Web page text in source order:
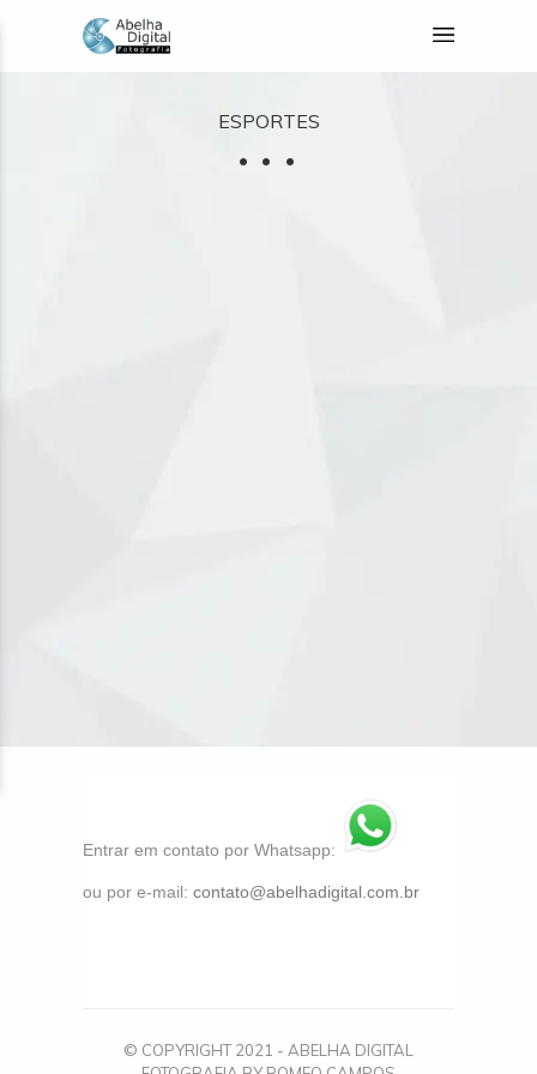
ESPORTES
Entrar em contato por Whatsapp:
ou por e-mail: contato@abelhadigital.com.br
© COPYRIGHT 2021 - ABELHA DIGITAL